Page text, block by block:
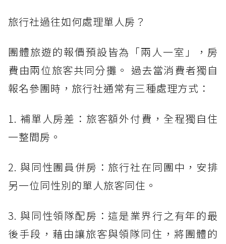
旅行社過往如何處理單人房？
團體旅遊的報價預設皆為「兩人一室」，房
費由兩位旅客共同分攤。 過去當消費者獨自
報名參團時，旅行社通常有三種處理方式：
1. 補單人房差：旅客額外付費，全程獨自住
一整間房。
2. 與同性團員併房：旅行社在同團中，安排
另一位同性別的單人旅客同住。
3. 與同性領隊配房：這是業界行之有年的最
後手段，藉由讓旅客與領隊同住，將團體的